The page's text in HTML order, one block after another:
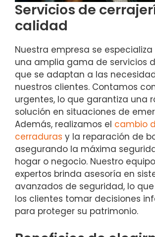
Servicios de
calidad
Nuestra empresa se
una amplia gama de servicios
que se adaptan a las
nuestros clientes. Contamos
urgentes, lo que garantiza una
solución en situaciones de
Además, realizamos el cambio
cerraduras y la reparación de
asegurando la máxima
hogar o negocio. Nuestro
expertos brinda asesoría en
avanzados de seguridad, lo
los clientes tomar decisiones
para proteger su patrimonio.